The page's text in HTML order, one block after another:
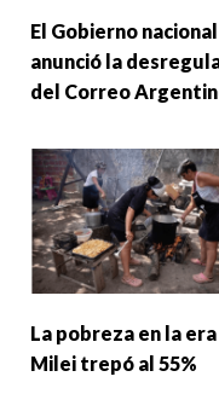
El Gobierno nacional
anunció la
del Correo
La pobreza en la era
Milei trepó al 55%